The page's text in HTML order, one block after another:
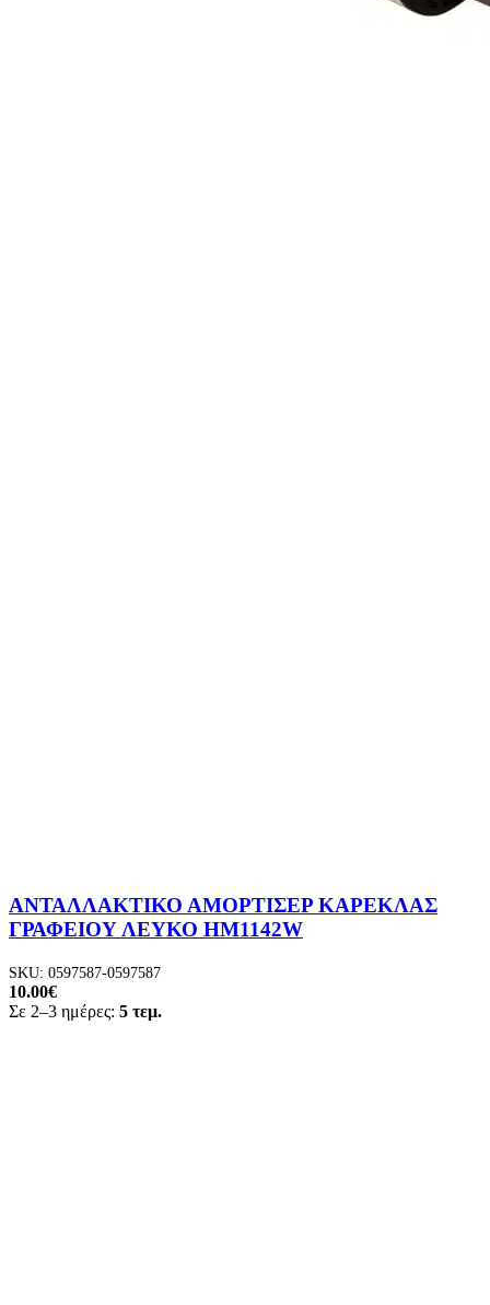
ΑΝΤΑΛΛΑΚΤΙΚΟ ΑΜΟΡΤΙΣΕΡ ΚΑΡΕΚΛΑΣ
ΓΡΑΦΕΙΟΥ ΛΕΥΚΟ HM1142W
SKU: 0597587-0597587
10.00€
Σε 2–3 ημέρες: 5 τεμ.